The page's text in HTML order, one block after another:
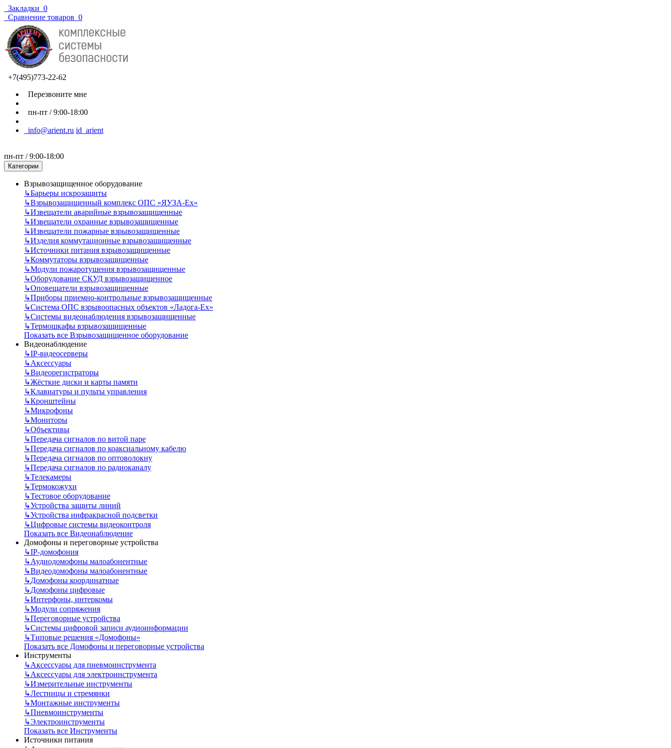
Закладки 0
Сравнение товаров 0
+7(495)773-22-62
Перезвоните мне
пн-пт / 9:00-18:00
info@arient.ru id_arient
пн-пт / 9:00-18:00
Категории
Взрывозащищенное оборудование
↳Барьеры искрозащиты
↳Взрывозащищенный комплекс ОПС «ЯУЗА-Ех»
↳Извещатели аварийные взрывозащищенные
↳Извещатели охранные взрывозащищенные
↳Извещатели пожарные взрывозащищенные
↳Изделия коммутационные взрывозащищенные
↳Источники питания взрывозащищенные
↳Коммутаторы взрывозащищенные
↳Модули пожаротушения взрывозащищенные
↳Оборудование СКУД взрывозащищенное
↳Оповещатели взрывозащищенные
↳Приборы приемно-контрольные взрывозащищенные
↳Система ОПС взрывоопасных объектов «Ладога-Ex»
↳Системы видеонаблюдения взрывозащищенные
↳Термошкафы взрывозащищенные
Показать все Взрывозащищенное оборудование
Видеонаблюдение
↳IP-видеосерверы
↳Аксессуары
↳Видеорегистраторы
↳Жёсткие диски и карты памяти
↳Клавиатуры и пульты управления
↳Кронштейны
↳Микрофоны
↳Мониторы
↳Объективы
↳Передача сигналов по витой паре
↳Передача сигналов по коаксиальному кабелю
↳Передача сигналов по оптоволокну
↳Передача сигналов по радиоканалу
↳Телекамеры
↳Термокожухи
↳Тестовое оборудование
↳Устройства защиты линий
↳Устройства инфракрасной подсветки
↳Цифровые системы видеоконтроля
Показать все Видеонаблюдение
Домофоны и переговорные устройства
↳IP-домофония
↳Аудиодомофоны малоабонентные
↳Видеодомофоны малоабонентные
↳Домофоны координатные
↳Домофоны цифровые
↳Интерфоны, интеркомы
↳Модули сопряжения
↳Переговорные устройства
↳Системы цифровой записи аудиоинформации
↳Типовые решения «Домофоны»
Показать все Домофоны и переговорные устройства
Инструменты
↳Аксессуары для пневмоинструмента
↳Аксессуары для электроинструмента
↳Измерительные инструменты
↳Лестницы и стремянки
↳Монтажные инструменты
↳Пневмоинструменты
↳Электроинструменты
Показать все Инструменты
Источники питания